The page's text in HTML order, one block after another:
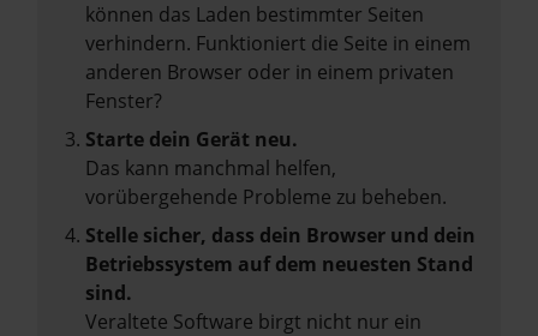
können das Laden bestimmter Seiten
verhindern. Funktioniert die Seite in einem
anderen Browser oder in einem privaten
Fenster?
Starte dein Gerät neu.
Das kann manchmal helfen,
vorübergehende Probleme zu beheben.
Stelle sicher, dass dein Browser und dein
Betriebssystem auf dem neuesten Stand
sind.
Veraltete Software birgt nicht nur ein